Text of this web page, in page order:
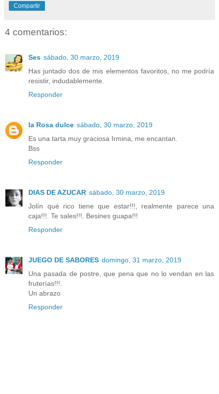
Compartir
4 comentarios:
Ses sábado, 30 marzo, 2019
Has juntado dos de mis elementos favoritos, no me podría
resistir, indudablemente.
Responder
la Rosa dulce sábado, 30 marzo, 2019
Es una tarta muy graciosa Irmina, me encantan.
Bss
Responder
DIAS DE AZUCAR sábado, 30 marzo, 2019
Jolín qué rico tiene que estar!!!, realmente parece una
caja!!!. Te sales!!!. Besines guapa!!!
Responder
JUEGO DE SABORES domingo, 31 marzo, 2019
Una pasada de postre, que pena que no lo vendan en las
fruterías!!!.
Un abrazo
Responder